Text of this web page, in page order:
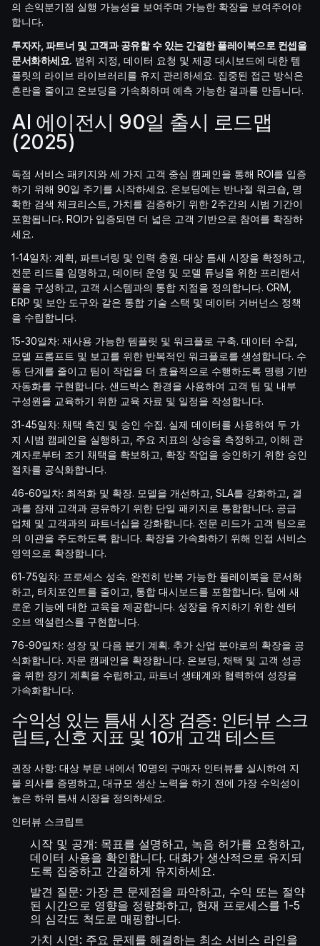
의 손익분기점 실행 가능성을 보여주며 가능한 확장을 보여주어야
합니다.
투자자, 파트너 및 고객과 공유할 수 있는 간결한 플레이북으로 컨셉을
문서화하세요. 범위 지정, 데이터 요청 및 제공 대시보드에 대한 템
플릿의 라이브 라이브러리를 유지 관리하세요. 집중된 접근 방식은
혼란을 줄이고 온보딩을 가속화하며 예측 가능한 결과를 만듭니다.
AI 에이전시 90일 출시 로드맵
(2025)
독점 서비스 패키지와 세 가지 고객 중심 캠페인을 통해 ROI를 입증
하기 위해 90일 주기를 시작하세요. 온보딩에는 반나절 워크숍, 명
확한 검색 체크리스트, 가치를 검증하기 위한 2주간의 시범 기간이
포함됩니다. ROI가 입증되면 더 넓은 고객 기반으로 참여를 확장하
세요.
1-14일차: 계획, 파트너링 및 인력 충원. 대상 틈새 시장을 확정하고,
전문 리드를 임명하고, 데이터 운영 및 모델 튜닝을 위한 프리랜서
풀을 구성하고, 고객 시스템과의 통합 지점을 정의합니다. CRM,
ERP 및 보안 도구와 같은 통합 기술 스택 및 데이터 거버넌스 정책
을 수립합니다.
15-30일차: 재사용 가능한 템플릿 및 워크플로 구축. 데이터 수집,
모델 프롬프트 및 보고를 위한 반복적인 워크플로를 생성합니다. 수
동 단계를 줄이고 팀이 작업을 더 효율적으로 수행하도록 명령 기반
자동화를 구현합니다. 샌드박스 환경을 사용하여 고객 팀 및 내부
구성원을 교육하기 위한 교육 자료 및 일정을 작성합니다.
31-45일차: 채택 촉진 및 승인 수집. 실제 데이터를 사용하여 두 가
지 시범 캠페인을 실행하고, 주요 지표의 상승을 측정하고, 이해 관
계자로부터 조기 채택을 확보하고, 확장 작업을 승인하기 위한 승인
절차를 공식화합니다.
46-60일차: 최적화 및 확장. 모델을 개선하고, SLA를 강화하고, 결
과를 잠재 고객과 공유하기 위한 단일 패키지로 통합합니다. 공급
업체 및 고객과의 파트너십을 강화합니다. 전문 리드가 고객 팀으로
의 이관을 주도하도록 합니다. 확장을 가속화하기 위해 인접 서비스
영역으로 확장합니다.
61-75일차: 프로세스 성숙. 완전히 반복 가능한 플레이북을 문서화
하고, 터치포인트를 줄이고, 통합 대시보드를 포함합니다. 팀에 새
로운 기능에 대한 교육을 제공합니다. 성장을 유지하기 위한 센터
오브 엑설런스를 구현합니다.
76-90일차: 성장 및 다음 분기 계획. 추가 산업 분야로의 확장을 공
식화합니다. 자문 캠페인을 확장합니다. 온보딩, 채택 및 고객 성공
을 위한 장기 계획을 수립하고, 파트너 생태계와 협력하여 성장을
가속화합니다.
수익성 있는 틈새 시장 검증: 인터뷰 스크
립트, 신호 지표 및 10개 고객 테스트
권장 사항: 대상 부문 내에서 10명의 구매자 인터뷰를 실시하여 지
불 의사를 증명하고, 대규모 생산 노력을 하기 전에 가장 수익성이
높은 하위 틈새 시장을 정의하세요.
인터뷰 스크립트
시작 및 공개: 목표를 설명하고, 녹음 허가를 요청하고,
데이터 사용을 확인합니다. 대화가 생산적으로 유지되
도록 집중하고 간결하게 유지하세요.
발견 질문: 가장 큰 문제점을 파악하고, 수익 또는 절약
된 시간으로 영향을 정량화하고, 현재 프로세스를 1-5
의 심각도 척도로 매핑합니다.
가치 시연: 주요 문제를 해결하는 최소 서비스 라인을